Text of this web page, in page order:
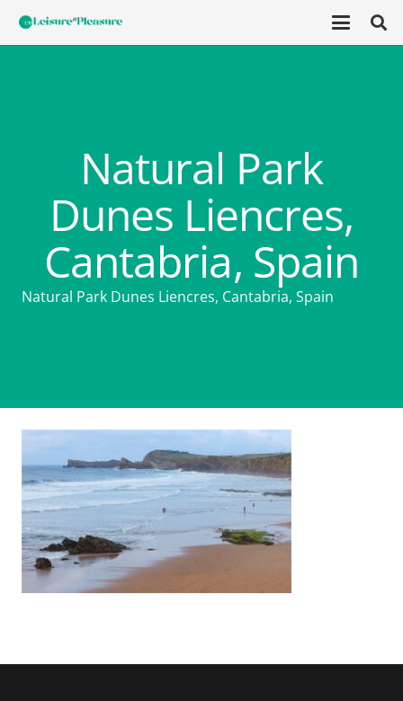
Natural Park
Dunes Liencres,
Cantabria, Spain
Natural Park Dunes Liencres, Cantabria, Spain